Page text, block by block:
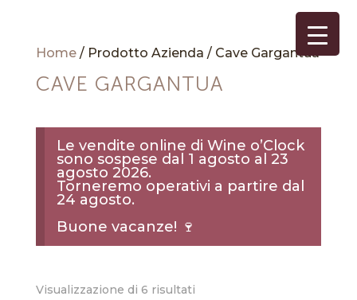
Home/ Prodotto Azienda / Cave Gargantua
CAVE GARGANTUA
Le vendite online di Wine o’Clock
sono sospese dal 1 agosto al 23
agosto 2026.
Torneremo operativi a partire dal
24 agosto.
Buone vacanze! 🍷
Visualizzazione di 6 risultatiPopolarità